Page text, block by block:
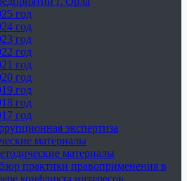
год
год
год
год
год
год
год
год
год
экспертиза
материалы
материалы
практики правоприменения в
конфликта интересов